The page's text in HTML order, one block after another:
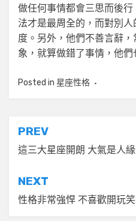
做任何事情都會三思而後
法才是最周全的，而對別
度。另外，他們不善言辭
象，就算做錯了事情，他們
Posted in 星座性格
文
章
導
覽
PREV
這三大星座開朗 大氣是人
NEXT
性格非常強悍 不喜歡開玩